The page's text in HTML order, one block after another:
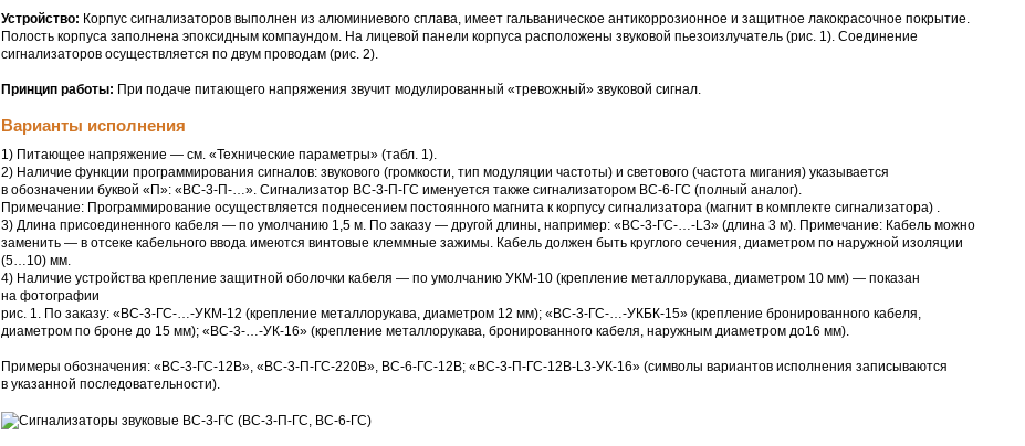
Устройство: Корпус сигнализаторов выполнен из алюминиевого сплава, имеет гальваническое антикоррозионное и защитное лакокрасочное покрытие.
Полость корпуса заполнена эпоксидным компаундом. На лицевой панели корпуса расположены звуковой пьезоизлучатель (рис. 1). Соединение
сигнализаторов осуществляется по двум проводам (рис. 2).
Принцип работы: При подаче питающего напряжения звучит модулированный «тревожный» звуковой сигнал.
Варианты исполнения
1) Питающее напряжение — см. «Технические параметры» (табл. 1).
2) Наличие функции программирования сигналов: звукового (громкости, тип модуляции частоты) и светового (частота мигания) указывается
в обозначении буквой «П»: «ВС-3-П-…». Сигнализатор ВС-3-П-ГС именуется также сигнализатором ВС-6-ГС (полный аналог).
Примечание: Программирование осуществляется поднесением постоянного магнита к корпусу сигнализатора (магнит в комплекте сигнализатора) .
3) Длина присоединенного кабеля — по умолчанию 1,5 м. По заказу — другой длины, например: «ВС-3-ГС-…-L3» (длина 3 м). Примечание: Кабель можно
заменить — в отсеке кабельного ввода имеются винтовые клеммные зажимы. Кабель должен быть круглого сечения, диаметром по наружной изоляции
(5…10) мм.
4) Наличие устройства крепление защитной оболочки кабеля — по умолчанию УКМ-10 (крепление металлорукава, диаметром 10 мм) — показан
на фотографии
рис. 1. По заказу: «ВС-3-ГС-…-УКМ-12 (крепление металлорукава, диаметром 12 мм); «ВС-3-ГС-…-УКБК-15» (крепление бронированного кабеля,
диаметром по броне до 15 мм); «ВС-3-…-УК-16» (крепление металлорукава, бронированного кабеля, наружным диаметром до16 мм).
Примеры обозначения: «ВС-3-ГС-12В», «ВС-3-П-ГС-220В», ВС-6-ГС-12В; «ВС-3-П-ГС-12В-L3-УК-16» (символы вариантов исполнения записываются
в указанной последовательности).